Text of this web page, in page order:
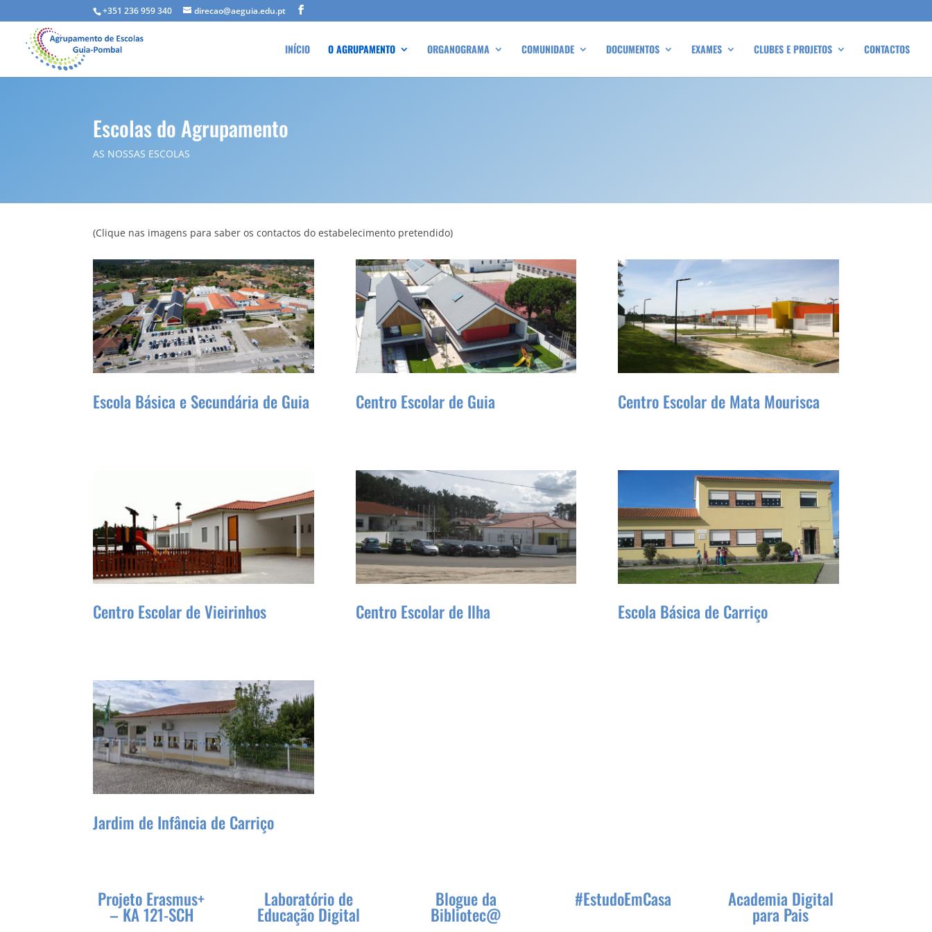
+351 236 959 340 direcao@aeguia.edu.pt
INÍCIO O AGRUPAMENTO ORGANOGRAMA COMUNIDADE DOCUMENTOS EXAMES CLUBES E PROJETOS CONTACTOS
Escolas do Agrupamento
AS NOSSAS ESCOLAS
(Clique nas imagens para saber os contactos do estabelecimento pretendido)
Escola Básica e Secundária de Guia Centro Escolar de Guia Centro Escolar de Mata Mourisca
Centro Escolar de Vieirinhos Centro Escolar de Ilha Escola Básica de Carriço
Jardim de Infância de Carriço
Projeto Erasmus+
– KA 121-SCH
Laboratório de
Educação Digital
Blogue da
Bibliotec@
#EstudoEmCasa Academia Digital
para Pais